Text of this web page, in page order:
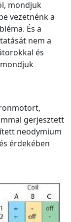
mondjuk
vezetnénk a
És a
nem a
és
gerjesztett
neodymium
érdekében